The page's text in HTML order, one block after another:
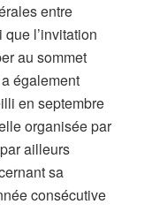
entre
que l’invitation
au sommet
également
en septembre
organisée par
ailleurs
sa
consécutive